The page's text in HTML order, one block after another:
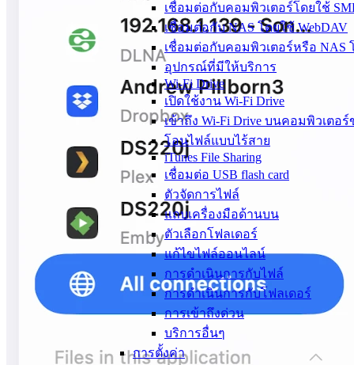
เชื่อมต่อกับคอมพิวเตอร์โดยใช้
เชื่อมต่อกับ NAS โดยใช้ WebDAV
เชื่อมต่อกับคอมพิวเตอร์หรือ NAS
อุปกรณ์ที่มีให้บริการ
Wi-Fi Drive
เปิดใช้งาน Wi-Fi Drive
เข้าถึง Wi-Fi Drive บนคอมพิวเตอ
โอนไฟล์แบบไร้สาย
iTunes File Sharing
เชื่อมต่อ USB flash card
ตัวจัดการไฟล์
แถบเครื่องมือด้านบน
ตัวเลือกโฟลเดอร์
แก้ไขไฟล์ออนไลน์
การดำเนินการกับไฟล์
การดำเนินการกับโฟลเดอร์
การเข้าถึงด่วน
บริการอื่นๆ
การตั้งค่า